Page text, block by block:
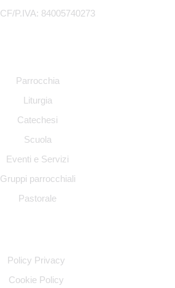
CF/P.IVA: 84005740273
Parrocchia
Liturgia
Catechesi
Scuola
Eventi e Servizi
Gruppi parrocchiali
Pastorale
Policy Privacy
Cookie Policy